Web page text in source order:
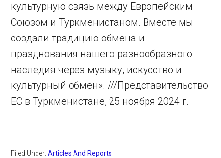
культурную связь между Европейским
Союзом и Туркменистаном. Вместе мы
создали традицию обмена и
празднования нашего разнообразного
наследия через музыку, искусство и
культурный обмен». ///Представительство
ЕС в Туркменистане, 25 ноября 2024 г.
Filed Under:Articles And Reports